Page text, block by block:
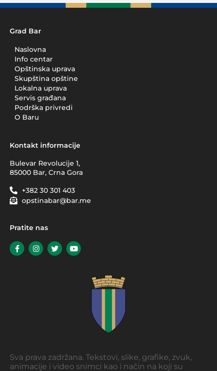
Grad Bar
Naslovna
Info centar
Opštinska uprava
Skupština opštine
Lokalna uprava
Servis građana
Podrška privredi
O Baru
Kontakt informacije
Bulevar Revolucije 1,
85000 Bar, Crna Gora
+382 30 301 403
opstinabar@bar.me
Pratite nas
Sva prava zadržana. Tekstovi, slike, grafike, zvuk,
animacije i video snimci kao i način na koji su